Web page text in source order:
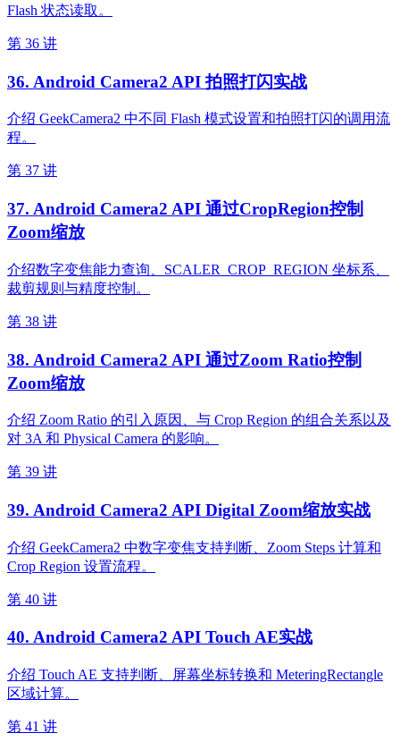
Flash 状态读取。
第 36 讲
36. Android Camera2 API 拍照打闪实战
介绍 GeekCamera2 中不同 Flash 模式设置和拍照打闪的调用流
程。
第 37 讲
37. Android Camera2 API 通过CropRegion控制
Zoom缩放
介绍数字变焦能力查询、SCALER_CROP_REGION 坐标系、
裁剪规则与精度控制。
第 38 讲
38. Android Camera2 API 通过Zoom Ratio控制
Zoom缩放
介绍 Zoom Ratio 的引入原因、与 Crop Region 的组合关系以及
对 3A 和 Physical Camera 的影响。
第 39 讲
39. Android Camera2 API Digital Zoom缩放实战
介绍 GeekCamera2 中数字变焦支持判断、Zoom Steps 计算和
Crop Region 设置流程。
第 40 讲
40. Android Camera2 API Touch AE实战
介绍 Touch AE 支持判断、屏幕坐标转换和 MeteringRectangle
区域计算。
第 41 讲